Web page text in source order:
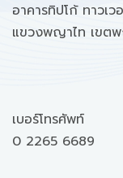
อาคารทิปโก้ ทาวเ
แขวงพญาไท เขต
เบอร์โทรศัพท์
0 2265 6689